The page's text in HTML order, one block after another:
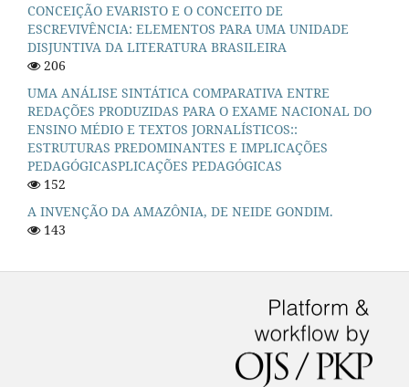
CONCEIÇÃO EVARISTO E O CONCEITO DE
ESCREVIVÊNCIA: ELEMENTOS PARA UMA UNIDADE
DISJUNTIVA DA LITERATURA BRASILEIRA
206
UMA ANÁLISE SINTÁTICA COMPARATIVA ENTRE
REDAÇÕES PRODUZIDAS PARA O EXAME NACIONAL DO
ENSINO MÉDIO E TEXTOS JORNALÍSTICOS::
ESTRUTURAS PREDOMINANTES E IMPLICAÇÕES
PEDAGÓGICASPLICAÇÕES PEDAGÓGICAS
152
A INVENÇÃO DA AMAZÔNIA, DE NEIDE GONDIM.
143